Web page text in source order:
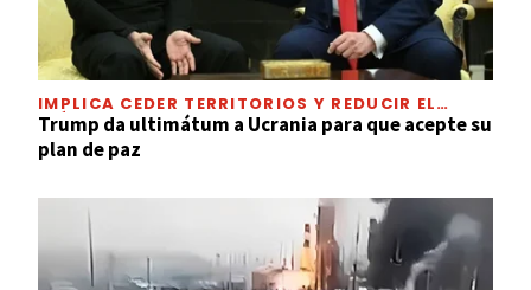
IMPLICA CEDER TERRITORIOS Y REDUCIR EL
EJÉRCITO
Trump da ultimátum a Ucrania para que acepte su
plan de paz